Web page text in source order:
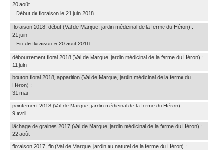
20 août
Début de floraison le 21 juin 2018
floraison 2018, début (Val de Marque, jardin médicinal de la ferme du Héron) :
21 juin
Fin de floraison le 20 aout 2018
débourrement floral 2018 (Val de Marque, jardin médicinal de la ferme du Héron) :
11 juin
bouton floral 2018, apparition (Val de Marque, jardin médicinal de la ferme du
Héron) :
31 mai
pointement 2018 (Val de Marque, jardin médicinal de la ferme du Héron) :
9 avril
lâchage de graines 2017 (Val de Marque, jardin médicinal de la ferme du Héron) :
22 août
floraison 2017, fin (Val de Marque, jardin au naturel de la ferme du Héron) :